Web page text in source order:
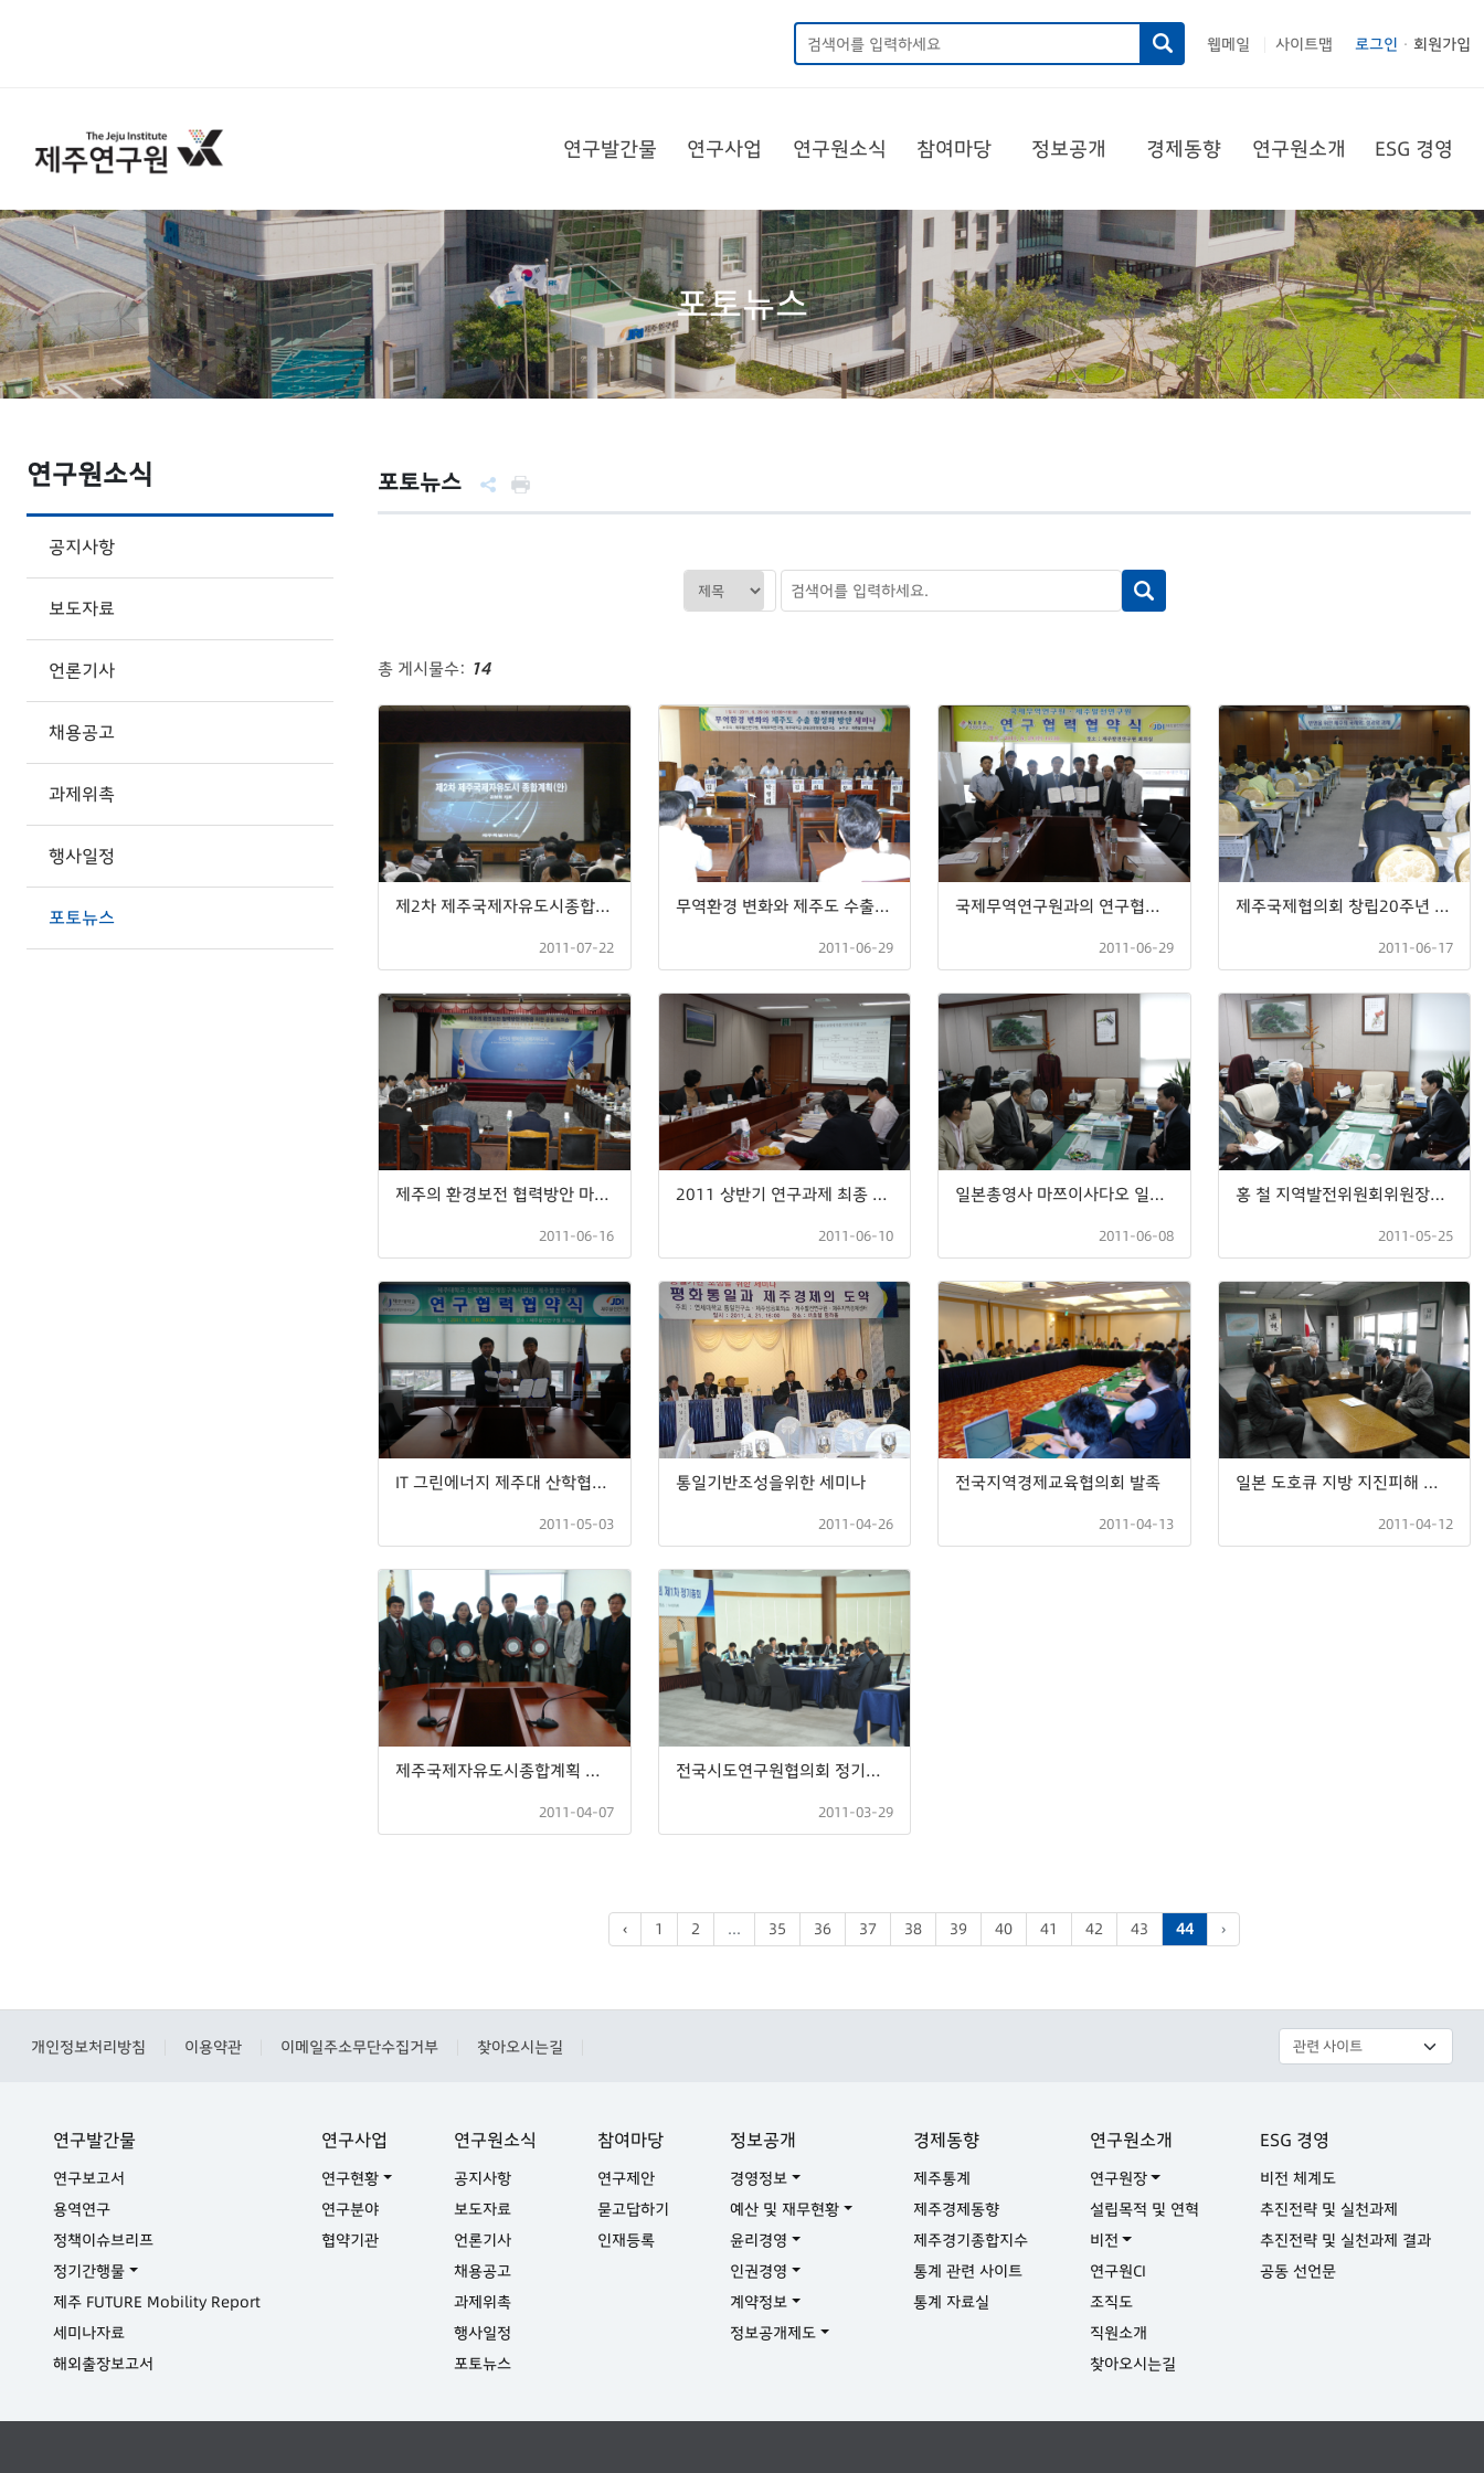
웹메일 사이트맵 로그인 회원가입
연구발간물 연구사업 연구원소식 참여마당 정보공개 경제동향 연구원소개 ESG 경영
포토뉴스
연구원소식
공지사항
보도자료
언론기사
채용공고
과제위촉
행사일정
포토뉴스
포토뉴스
총 게시물수: 14
제2차 제주국제자유도시종합계획(안) 도민공청회
2011-07-22
무역환경 변화와 제주도 수출 활성화 방안 세미나
2011-06-29
국제무역연구원과의 연구협력 협약식 개최
2011-06-29
제주국제협의회 창립20주년 기념 세미나
2011-06-17
제주의 환경보전 협력방안 마련을 위한 공동 워크숍
2011-06-16
2011 상반기 연구과제 최종 보고회 및 외부평가 개최
2011-06-10
일본총영사 마쯔이사다오 일본총영사 제주발전연구원 방문
2011-06-08
홍 철 지역발전위원회위원장과 지역발전을 위한 의견
2011-05-25
IT 그린에너지 제주대 산학협력연계망구축사업단과의 업무협약
2011-05-03
통일기반조성을위한 세미나
2011-04-26
전국지역경제교육협의회 발족
2011-04-13
일본 도호큐 지방 지진피해 성금 전달(한일해협권연구기관협의회)
2011-04-12
제주국제자유도시종합계획 아이디어 공모 시상식
2011-04-07
전국시도연구원협의회 정기총회 -세계7대자연경관 전화투표 동참-
2011-03-29
‹ 1 2 ... 35 36 37 38 39 40 41 42 43 44 ›
개인정보처리방침 이용약관 이메일주소무단수집거부 찾아오시는길
연구발간물
연구보고서
용역연구
정책이슈브리프
정기간행물
제주 FUTURE Mobility Report
세미나자료
해외출장보고서
연구사업
연구현황
연구분야
협약기관
연구원소식
공지사항
보도자료
언론기사
채용공고
과제위촉
행사일정
포토뉴스
참여마당
연구제안
묻고답하기
인재등록
정보공개
경영정보
예산 및 재무현황
윤리경영
인권경영
계약정보
정보공개제도
경제동향
제주통계
제주경제동향
제주경기종합지수
통계 관련 사이트
통계 자료실
연구원소개
연구원장
설립목적 및 연혁
비전
연구원CI
조직도
직원소개
찾아오시는길
ESG 경영
비전 체계도
추진전략 및 실천과제
추진전략 및 실천과제 결과
공동 선언문